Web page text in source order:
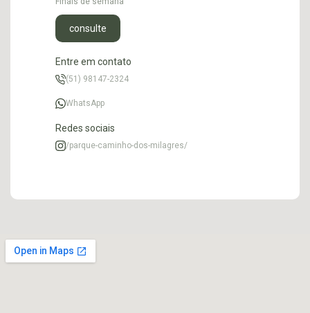
consulte
Entre em contato
(51) 98147-2324
WhatsApp
Redes sociais
/parque-caminho-dos-milagres/